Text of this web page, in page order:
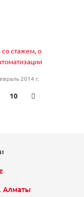
стажем, о
2014 г.
10
Алматы